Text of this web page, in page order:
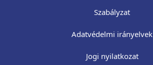
Szabályzat
Adatvédelmi irányelvek
Jogi nyilatkozat